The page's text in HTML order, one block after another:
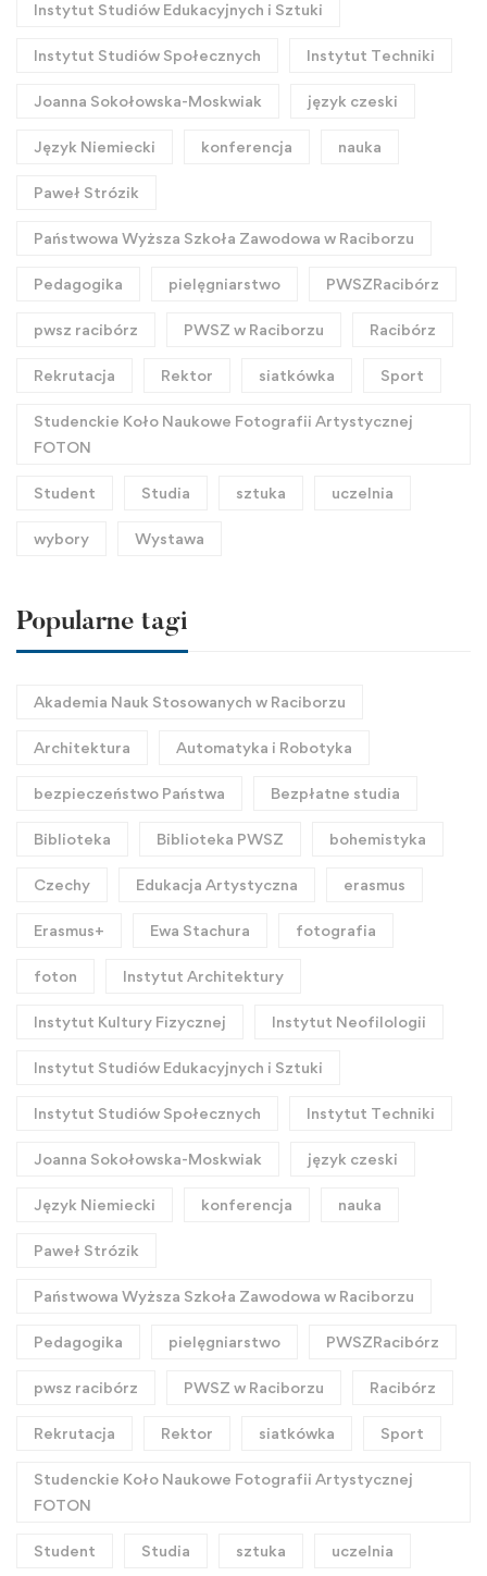
Instytut Studiów Edukacyjnych i Sztuki
Instytut Studiów Społecznych Instytut Techniki
Joanna Sokołowska-Moskwiak język czeski
Język Niemiecki konferencja nauka
Paweł Strózik
Państwowa Wyższa Szkoła Zawodowa w Raciborzu
Pedagogika pielęgniarstwo PWSZRacibórz
pwsz racibórz PWSZ w Raciborzu Racibórz
Rekrutacja Rektor siatkówka Sport
Studenckie Koło Naukowe Fotografii Artystycznej
FOTON
Student Studia sztuka uczelnia
wybory Wystawa
Popularne tagi
Akademia Nauk Stosowanych w Raciborzu
Architektura Automatyka i Robotyka
bezpieczeństwo Państwa Bezpłatne studia
Biblioteka Biblioteka PWSZ bohemistyka
Czechy Edukacja Artystyczna erasmus
Erasmus+ Ewa Stachura fotografia
foton Instytut Architektury
Instytut Kultury Fizycznej Instytut Neofilologii
Instytut Studiów Edukacyjnych i Sztuki
Instytut Studiów Społecznych Instytut Techniki
Joanna Sokołowska-Moskwiak język czeski
Język Niemiecki konferencja nauka
Paweł Strózik
Państwowa Wyższa Szkoła Zawodowa w Raciborzu
Pedagogika pielęgniarstwo PWSZRacibórz
pwsz racibórz PWSZ w Raciborzu Racibórz
Rekrutacja Rektor siatkówka Sport
Studenckie Koło Naukowe Fotografii Artystycznej
FOTON
Student Studia sztuka uczelnia